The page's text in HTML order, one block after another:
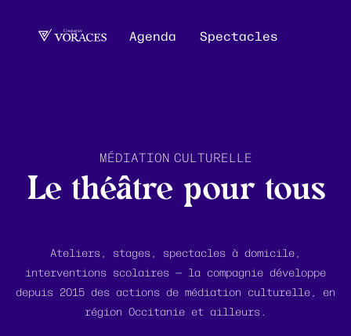
Agenda Spectacles
MÉDIATION CULTURELLE
Le théâtre pour tous
Ateliers, stages, spectacles à domicile,
interventions scolaires — la compagnie développe
depuis 2015 des actions de médiation culturelle, en
région Occitanie et ailleurs.